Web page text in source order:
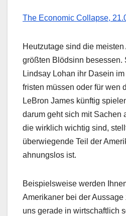
The Economic Collapse,
Heutzutage sind die
größten Blödsinn besessen.
Lindsay Lohan ihr Dasein
fristen müssen oder für wen
LeBron James künftig
darum geht sich mit Sachen
die wirklich wichtig sind,
überwiegende Teil der
ahnungslos ist.
Beispielsweise werden
Amerikaner bei der
uns gerade in wirtschaftlich